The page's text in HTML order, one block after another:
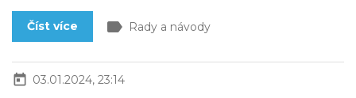
Číst více label Rady a návody
today 03.01.2024, 23:14